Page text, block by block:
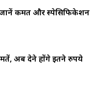
कीमत और स्पेसिफिकेशन
अब देने होंगे इतने रुपये